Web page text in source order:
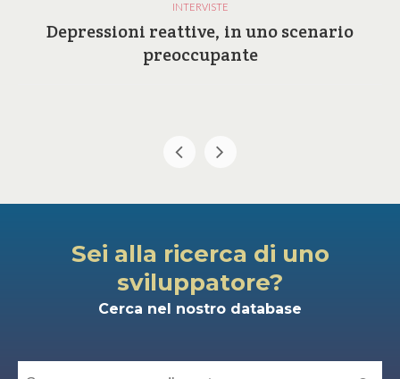
INTERVISTE
Depressioni reattive, in uno scenario
preoccupante
Sei alla ricerca di uno
sviluppatore?
Cerca nel nostro database